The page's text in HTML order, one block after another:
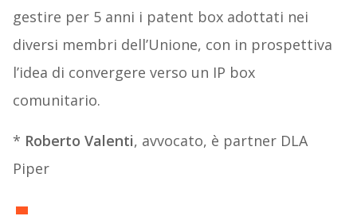
gestire per 5 anni i patent box adottati nei
diversi membri dell’Unione, con in prospettiva
l’idea di convergere verso un IP box
comunitario.
* Roberto Valenti, avvocato, è partner DLA
Piper